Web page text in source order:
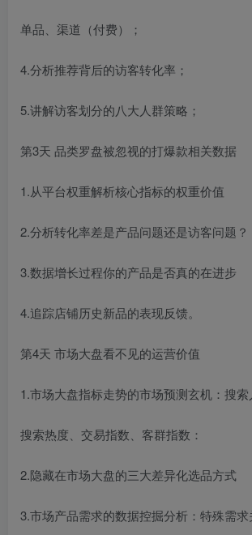
单品、渠道（付费）；
4.分析推荐背后的访客转化率；
5.讲解访客划分的八大人群策略；
第3天 品类罗盘被忽视的打爆款相关数据
1.从平台权重解析核心指标的权重价值
2.分析转化率差是产品问题还是访客问题？
3.数据增长过程你的产品是否真的在进步
4.追踪店铺历史新品的表现反馈。
第4天 市场大盘看不见的运营价值
1.市场大盘指标走势的市场预测玄机：搜索
搜索热度、交易指数、客群指数：
2.隐藏在市场大盘的三大差异化选品方式
3.市场产品需求的数据控掘分析：特殊需求